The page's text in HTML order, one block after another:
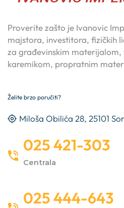
Proverite zašto je Ivanovic
majstora, investitora, fizičkih
za građevinskim
karemikom, propratnim
Želite brzo poručiti?
Miloša Obilića 28, 25101
025 421-303
Centrala
025 444-643